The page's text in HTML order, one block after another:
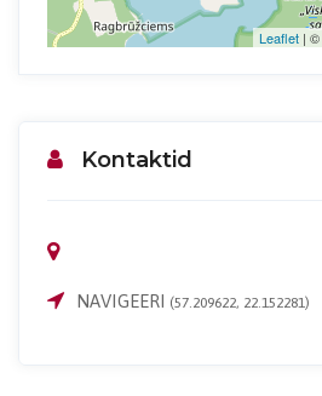
Leaflet| ©
Kontaktid
NAVIGEERI (57.209622, 22.152281)